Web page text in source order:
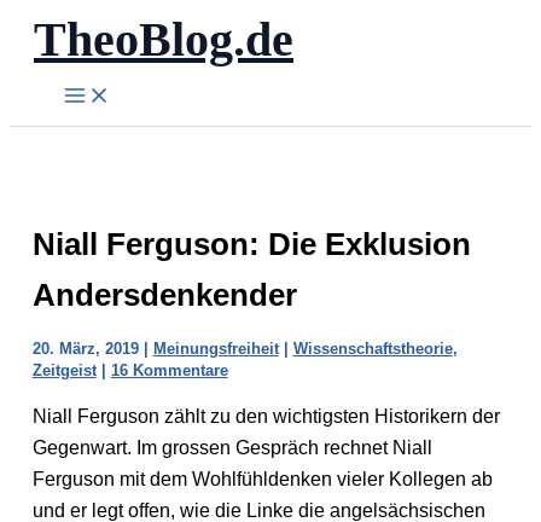
Zum
Inhalt
springen
TheoBlog.de
Niall Ferguson: Die Exklusion
Andersdenkender
20. März, 2019 | Meinungsfreiheit| Wissenschaftstheorie,
Zeitgeist| 16 Kommentare
Niall Ferguson zählt zu den wichtigsten Historikern der
Gegenwart. Im grossen Gespräch rechnet Niall
Ferguson mit dem Wohlfühldenken vieler Kollegen ab
und er legt offen, wie die Linke die angelsächsischen